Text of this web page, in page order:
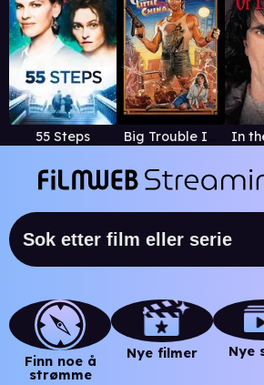
55 Steps Big Trouble In Little China
Finn noe å
strømme
Nye filmer Nye